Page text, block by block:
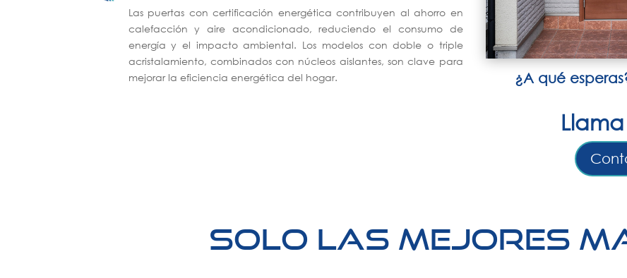
Las puertas con certificación energética contribuyen al ahorro en
calefacción y aire acondicionado, reduciendo el consumo de
energía y el impacto ambiental. Los modelos con doble o triple
acristalamiento, combinados con núcleos aislantes, son clave para
mejorar la eficiencia energética del hogar.
¿A qué
Solo las mejores